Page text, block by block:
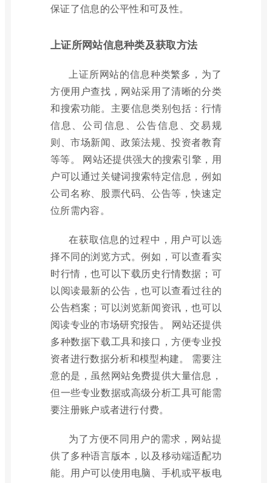
保证了信息的公平性和可及性。
上证所网站信息种类及获取方法
上证所网站的信息种类繁多，为了
方便用户查找，网站采用了清晰的分类
和搜索功能。主要信息类别包括：行情
信息、公司信息、公告信息、交易规
则、市场新闻、政策法规、投资者教育
等等。 网站还提供强大的搜索引擎，用
户可以通过关键词搜索特定信息，例如
公司名称、股票代码、公告等，快速定
位所需内容。
在获取信息的过程中，用户可以选
择不同的浏览方式。例如，可以查看实
时行情，也可以下载历史行情数据；可
以阅读最新的公告，也可以查看过往的
公告档案；可以浏览新闻资讯，也可以
阅读专业的市场研究报告。 网站还提供
多种数据下载工具和接口，方便专业投
资者进行数据分析和模型构建。 需要注
意的是，虽然网站免费提供大量信息，
但一些专业数据或高级分析工具可能需
要注册账户或者进行付费。
为了方便不同用户的需求，网站提
供了多种语言版本，以及移动端适配功
能。用户可以使用电脑、手机或平板电